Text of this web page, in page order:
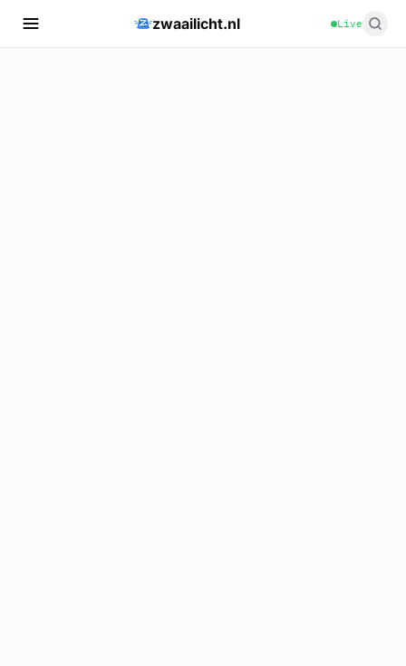
zwaailicht.nl Live